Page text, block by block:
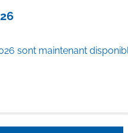
sont maintenant